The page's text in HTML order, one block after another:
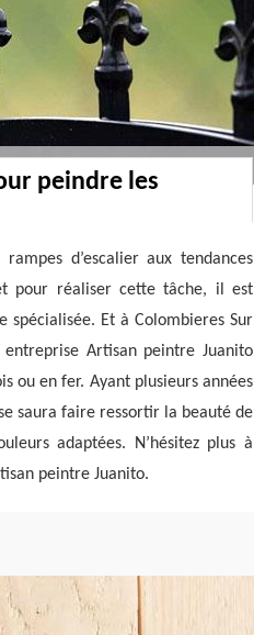
peindre les
d’escalier aux tendances
pour réaliser cette tâche, il est
spécialisée. Et à Colombieres Sur
Artisan peintre Juanito
ou en fer. Ayant plusieurs années
saura faire ressortir la beauté de
adaptées. N’hésitez plus à
peintre Juanito.